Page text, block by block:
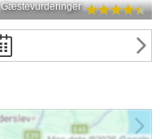
Gæstevurderinger